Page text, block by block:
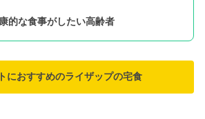
的な食事がしたい高齢者
におすすめのライザップの宅食